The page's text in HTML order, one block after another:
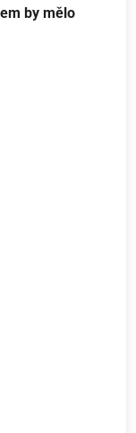
by mělo